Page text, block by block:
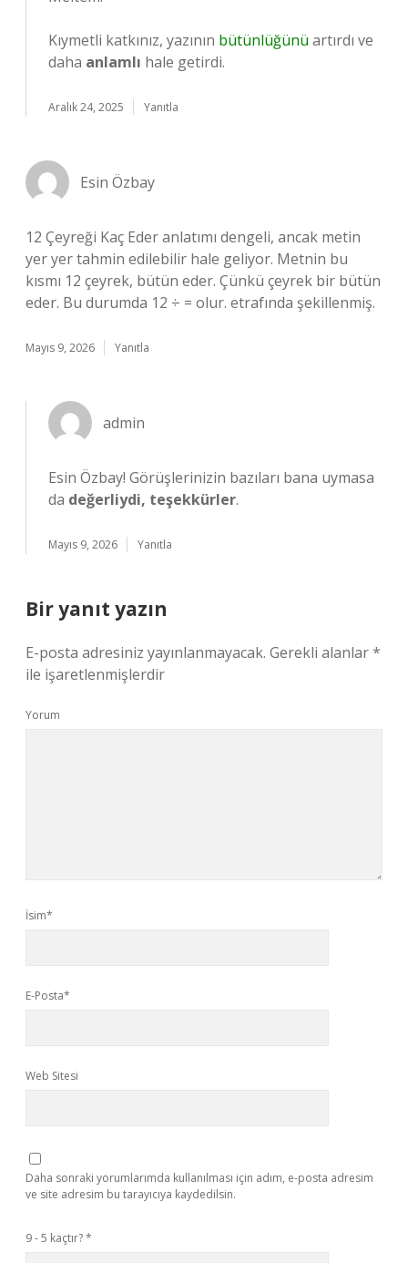
Kıymetli katkınız, yazının bütünlüğünü artırdı ve
daha anlamlı hale getirdi.
Aralık 24, 2025 Yanıtla
Esin Özbay
12 Çeyreği Kaç Eder anlatımı dengeli, ancak metin
yer yer tahmin edilebilir hale geliyor. Metnin bu
kısmı 12 çeyrek, bütün eder. Çünkü çeyrek bir bütün
eder. Bu durumda 12 ÷ = olur. etrafında şekillenmiş.
Mayıs 9, 2026 Yanıtla
admin
Esin Özbay! Görüşlerinizin bazıları bana uymasa
da değerliydi, teşekkürler.
Mayıs 9, 2026 Yanıtla
Bir yanıt yazın
E-posta adresiniz yayınlanmayacak. Gerekli alanlar*
ile işaretlenmişlerdir
Yorum
İsim*
E-Posta*
Web Sitesi
Daha sonraki yorumlarımda kullanılması için adım, e-posta adresim
ve site adresim bu tarayıcıya kaydedilsin.
9 - 5 kaçtır?*